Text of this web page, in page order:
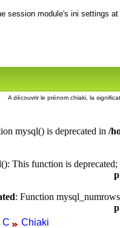
session module's ini settings
A découvrir le prénom chiaki, la
mysql() is deprecated in /
This function is
: Function
C Chiaki